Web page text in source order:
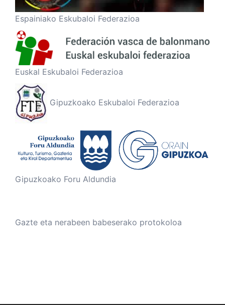
Espainiako Eskubaloi Federazioa
Euskal Eskubaloi Federazioa
Gipuzkoako Eskubaloi Federazioa
Gipuzkoako Foru Aldundia
Gazte eta nerabeen babeserako protokoloa